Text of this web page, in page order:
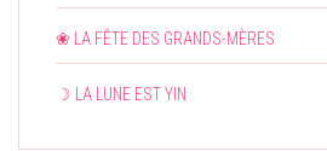
❀ LA FÊTE DES GRANDS-MÈRES
☽ LA LUNE EST YIN